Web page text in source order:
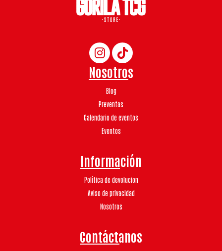
Nosotros
Blog
Preventas
Calendario de eventos
Eventos
Información
Política de devolucion
Aviso de privacidad
Nosotros
Contáctanos